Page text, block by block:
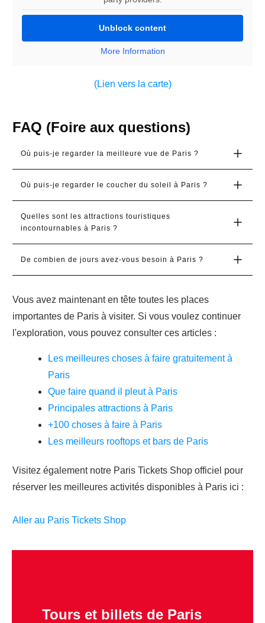
Unblock content
More Information
(Lien vers la carte)
FAQ (Foire aux questions)
Où puis-je regarder la meilleure vue de Paris ?
Où puis-je regarder le coucher du soleil à Paris ?
Quelles sont les attractions touristiques
incontournables à Paris ?
De combien de jours avez-vous besoin à Paris ?
Vous avez maintenant en tête toutes les places
importantes de Paris à visiter. Si vous voulez continuer
l'exploration, vous pouvez consulter ces articles :
Les meilleures choses à faire gratuitement à
Paris
Que faire quand il pleut à Paris
Principales attractions à Paris
+100 choses à faire à Paris
Les meilleurs rooftops et bars de Paris
Visitez également notre Paris Tickets Shop officiel pour
réserver les meilleures activités disponibles à Paris ici :
Aller au Paris Tickets Shop
Tours et billets de Paris